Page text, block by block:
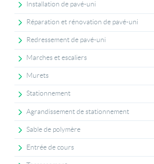
Installation de pavé-uni
Réparation et rénovation de pavé-uni
Redressement de pavé-uni
Marches et escaliers
Murets
Stationnement
Agrandissement de stationnement
Sable de polymère
Entrée de cours